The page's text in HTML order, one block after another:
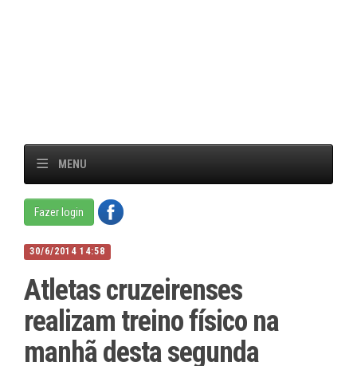
MENU
Fazer login
30/6/2014 14:58
Atletas cruzeirenses
realizam treino físico na
manhã desta segunda